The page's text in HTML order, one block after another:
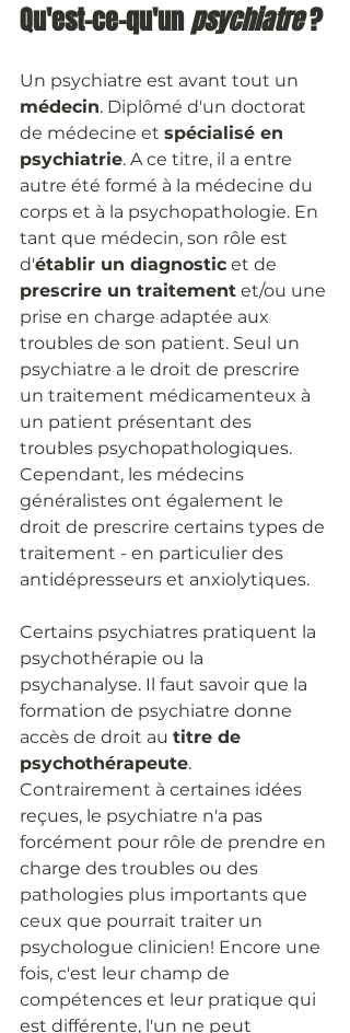
Qu'est-ce-qu'un psychiatre ?
Un psychiatre est avant tout un
médecin. Diplômé d'un doctorat
de médecine et spécialisé en
psychiatrie. A ce titre, il a entre
autre été formé à la médecine du
corps et à la psychopathologie. En
tant que médecin, son rôle est
d'établir un diagnostic et de
prescrire un traitement et/ou une
prise en charge adaptée aux
troubles de son patient. Seul un
psychiatre a le droit de prescrire
un traitement médicamenteux à
un patient présentant des
troubles psychopathologiques.
Cependant, les médecins
généralistes ont également le
droit de prescrire certains types de
traitement - en particulier des
antidépresseurs et anxiolytiques.
Certains psychiatres pratiquent la
psychothérapie ou la
psychanalyse. Il faut savoir que la
formation de psychiatre donne
accès de droit au titre de
psychothérapeute.
Contrairement à certaines idées
reçues, le psychiatre n'a pas
forcément pour rôle de prendre en
charge des troubles ou des
pathologies plus importants que
ceux que pourrait traiter un
psychologue clinicien! Encore une
fois, c'est leur champ de
compétences et leur pratique qui
est différente, l'un ne peut